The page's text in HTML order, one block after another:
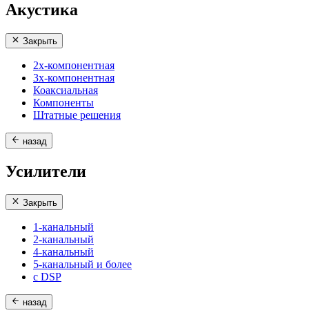
Акустика
Закрыть
2х-компонентная
3х-компонентная
Коаксиальная
Компоненты
Штатные решения
назад
Усилители
Закрыть
1-канальный
2-канальный
4-канальный
5-канальный и более
с DSP
назад